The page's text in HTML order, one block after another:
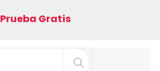
Prueba Gratis